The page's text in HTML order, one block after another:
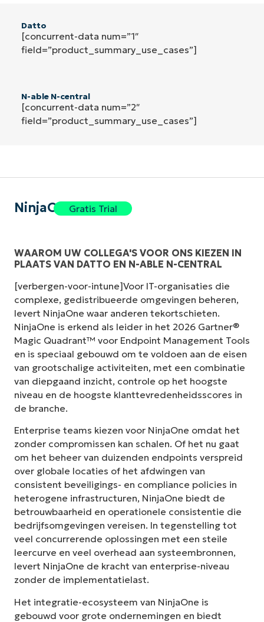
Datto
[concurrent-data num=”1″
field=”product_summary_use_cases”]
N-able N-central
[concurrent-data num=”2″
field=”product_summary_use_cases”]
NinjaOneGratis Trial
WAAROM UW COLLEGA'S VOOR ONS KIEZEN IN
PLAATS VAN DATTO EN N-ABLE N-CENTRAL
[verbergen-voor-intune]Voor IT-organisaties die
complexe, gedistribueerde omgevingen beheren,
levert NinjaOne waar anderen tekortschieten.
NinjaOne is erkend als leider in het 2026 Gartner®
Magic Quadrant™ voor Endpoint Management Tools
en is speciaal gebouwd om te voldoen aan de eisen
van grootschalige activiteiten, met een combinatie
van diepgaand inzicht, controle op het hoogste
niveau en de hoogste klanttevredenheidsscores in
de branche.
Enterprise teams kiezen voor NinjaOne omdat het
zonder compromissen kan schalen. Of het nu gaat
om het beheer van duizenden endpoints verspreid
over globale locaties of het afdwingen van
consistent beveiligings- en compliance policies in
heterogene infrastructuren, NinjaOne biedt de
betrouwbaarheid en operationele consistentie die
bedrijfsomgevingen vereisen. In tegenstelling tot
veel concurrerende oplossingen met een steile
leercurve en veel overhead aan systeembronnen,
levert NinjaOne de kracht van enterprise-niveau
zonder de implementatielast.
Het integratie-ecosysteem van NinjaOne is
gebouwd voor grote ondernemingen en biedt